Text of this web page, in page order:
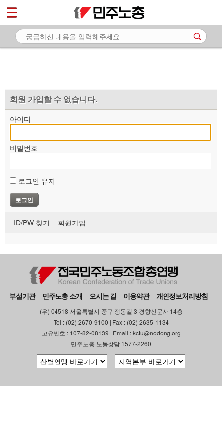
회원 가입할 수 없습니다.
아이디
비밀번호
로그인 유지
ID/PW 찾기 회원가입
부설기관 민주노총 소개 오시는 길 이용약관 개인정보처리방침
(우) 04518 서울특별시 중구 정동길 3 경향신문사 14층
Tel : (02) 2670-9100 | Fax : (02) 2635-1134
고유번호 : 107-82-08139 | Email : kctu@nodong.org
민주노총 노동상담 1577-2260
마이페이지
소개
자료
부설기관